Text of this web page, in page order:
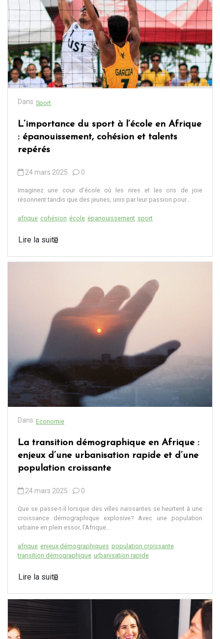
Dans Sport
L’importance du sport à l’école en Afrique
: épanouissement, cohésion et talents
repérés
24 mars 2025 0
Imaginez une cour d’école où les rires et les cris de joie
résonnent tandis que des jeunes, unis par leur passion pour...
afrique cohésion école épanouissement sport
Lire la suite
Dans Economie
La transition démographique en Afrique :
enjeux d’une urbanisation rapide et d’une
population croissante
24 mars 2025 0
Que se passe-t-il lorsque des villes naissantes se heurtent à une
croissance démographique explosive? Avec une population
urbaine en plein essor, l’Afrique...
afrique enjeux démographiques population croissante
transition démographique urbanisation rapide
Lire la suite